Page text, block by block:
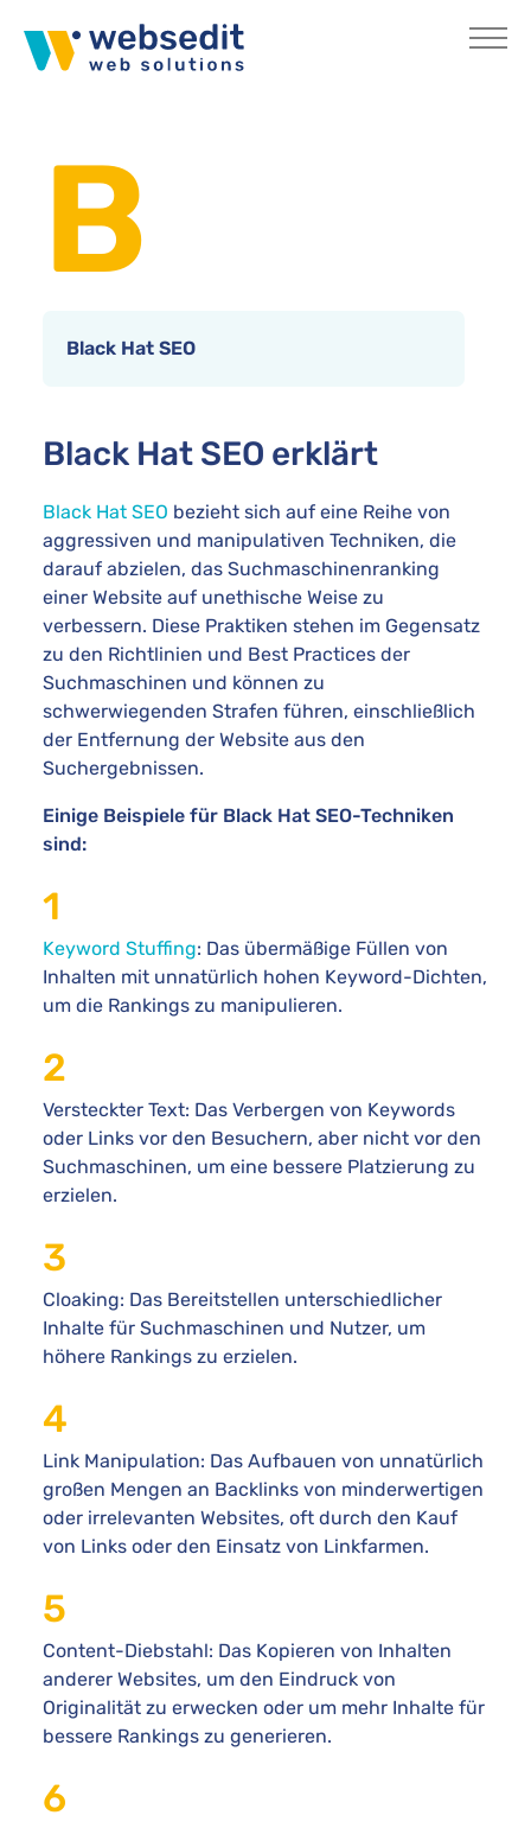
Home Internetlexikon
B
Black Hat SEO
Black Hat SEO erklärt
Black Hat SEO bezieht sich auf eine Reihe von
aggressiven und manipulativen Techniken, die
darauf abzielen, das Suchmaschinenranking
einer Website auf unethische Weise zu
verbessern. Diese Praktiken stehen im Gegensatz
zu den Richtlinien und Best Practices der
Suchmaschinen und können zu
schwerwiegenden Strafen führen, einschließlich
der Entfernung der Website aus den
Suchergebnissen.
Einige Beispiele für Black Hat SEO-Techniken
sind:
Keyword Stuffing: Das übermäßige Füllen von
Inhalten mit unnatürlich hohen Keyword-Dichten,
um die Rankings zu manipulieren.
Versteckter Text: Das Verbergen von Keywords
oder Links vor den Besuchern, aber nicht vor den
Suchmaschinen, um eine bessere Platzierung zu
erzielen.
Cloaking: Das Bereitstellen unterschiedlicher
Inhalte für Suchmaschinen und Nutzer, um
höhere Rankings zu erzielen.
Link Manipulation: Das Aufbauen von unnatürlich
großen Mengen an Backlinks von minderwertigen
oder irrelevanten Websites, oft durch den Kauf
von Links oder den Einsatz von Linkfarmen.
Content-Diebstahl: Das Kopieren von Inhalten
anderer Websites, um den Eindruck von
Originalität zu erwecken oder um mehr Inhalte für
bessere Rankings zu generieren.